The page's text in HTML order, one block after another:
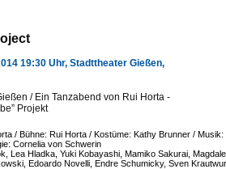
19:30 Uhr, Stadttheater Gießen,
/ Ein Tanzabend von Rui Horta -
Projekt
/ Bühne: Rui Horta / Kostüme: Kathy Brunner /
Cornelia von Schwerin
Lea Hladka, Yuki Kobayashi, Mamiko Sakurai,
Edoardo Novelli, Endre Schumicky, Sven